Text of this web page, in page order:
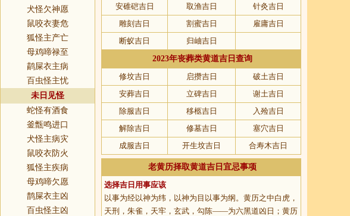
犬怪欠神愿
鼠咬衣妻危
狐怪主产亡
母鸡啼禄至
鹋屎衣主病
百虫怪主忧
未日见怪
蛇怪有酒食
釜甑鸣进口
犬怪主病灾
鼠咬衣防火
狐怪主疾病
母鸡啼欠愿
鹊屎衣主凶
百虫怪主凶
安碓硙吉日
取渔吉日
针灸吉日
雕刻吉日
割蜜吉日
雇庸吉日
断蚁吉日
归岫吉日
2023年丧葬类黄道吉日查询
修坟吉日
启攒吉日
破土吉日
安葬吉日
立碑吉日
谢土吉日
除服吉日
移柩吉日
入殓吉日
解除吉日
修墓吉日
塞穴吉日
成服吉日
开生坟吉日 合寿木吉日
老黄历择取黄道吉日宜忌事项
选择吉日用事应该
以事为经以神为纬，以神为目以事为纲。黄历之中白虎，
天刑，朱雀，天牢，玄武，勾陈——为六黑道凶日；黄历